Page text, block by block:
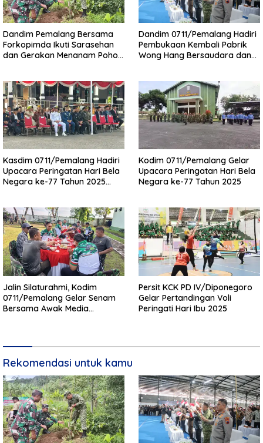
Dandim Pemalang Bersama
Forkopimda Ikuti Sarasehan
dan Gerakan Menanam Pohon
Dandim 0711/Pemalang Hadiri
Pembukaan Kembali Pabrik
Wong Hang Bersaudara dan
Kasdim 0711/Pemalang Hadiri
Upacara Peringatan Hari Bela
Negara ke-77 Tahun 2025
Kodim 0711/Pemalang Gelar
Upacara Peringatan Hari Bela
Negara ke-77 Tahun 2025
Jalin Silaturahmi, Kodim
0711/Pemalang Gelar Senam
Bersama Awak Media
Persit KCK PD IV/Diponegoro
Gelar Pertandingan Voli
Peringati Hari Ibu 2025
Rekomendasi untuk kamu